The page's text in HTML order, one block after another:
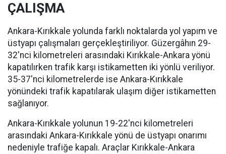
ÇALIŞMA
Ankara-Kırıkkale yolunda farklı noktalarda yol yapım ve
üstyapı çalışmaları gerçekleştiriliyor. Güzergâhın 29-
32'nci kilometreleri arasındaki Kırıkkale-Ankara yönü
kapatılırken trafik karşı istikametten iki yönlü veriliyor.
35-37'nci kilometrelerde ise Ankara-Kırıkkale
yönündeki trafik kapatılarak ulaşım diğer istikametten
sağlanıyor.
Ankara-Kırıkkale yolunun 19-22'nci kilometreleri
arasındaki Ankara-Kırıkkale yönü de üstyapı onarımı
nedeniyle trafiğe kapalı. Araçlar Kırıkkale-Ankara